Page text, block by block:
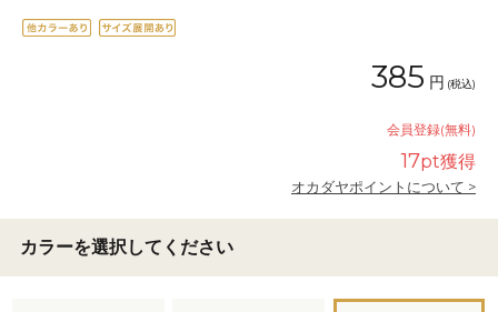
385 円 (税込)
会員登録(無料)
17pt獲得
オカダヤポイントについて >
カラーを選択してください